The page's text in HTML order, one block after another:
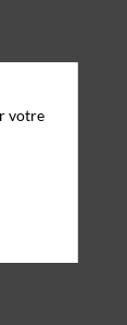
votre